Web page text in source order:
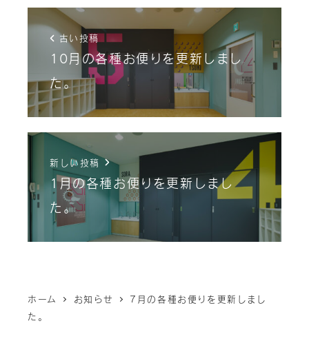
古い投稿
10月の各種お便りを更新しまし
た。
新しい投稿
1月の各種お便りを更新しまし
た。
ホーム お知らせ
7月の各種お便りを更新しまし
た。